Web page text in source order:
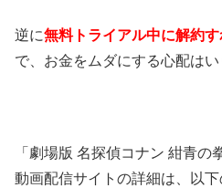
逆に無料トライアル中に解約
で、お金をムダにする心配はい
「劇場版 名探偵コナン 紺青の
動画配信サイトの詳細は、以下